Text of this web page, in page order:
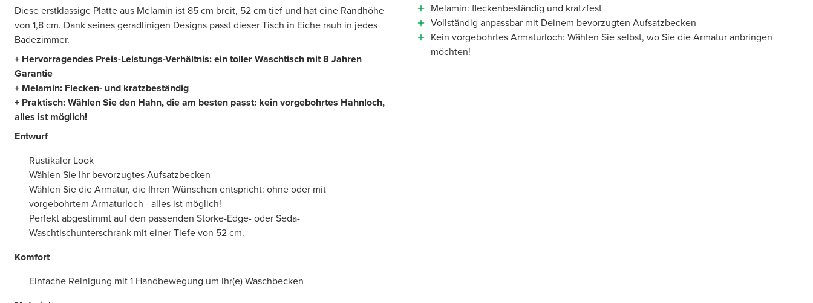
Diese erstklassige Platte aus Melamin ist 85 cm breit, 52 cm tief und hat eine Randhöhe
von 1,8 cm. Dank seines geradlinigen Designs passt dieser Tisch in Eiche rauh in jedes
Badezimmer.
+ Hervorragendes Preis-Leistungs-Verhältnis: ein toller Waschtisch mit 8 Jahren
Garantie
+ Melamin: Flecken- und kratzbeständig
+ Praktisch: Wählen Sie den Hahn, die am besten passt: kein vorgebohrtes Hahnloch,
alles ist möglich!
Entwurf
Rustikaler Look
Wählen Sie Ihr bevorzugtes Aufsatzbecken
Wählen Sie die Armatur, die Ihren Wünschen entspricht: ohne oder mit
vorgebohrtem Armaturloch - alles ist möglich!
Perfekt abgestimmt auf den passenden Storke-Edge- oder Seda-
Waschtischunterschrank mit einer Tiefe von 52 cm.
Komfort
Einfache Reinigung mit 1 Handbewegung um Ihr(e) Waschbecken
Melamin: fleckenbeständig und kratzfest
Vollständig anpassbar mit Deinem bevorzugten Aufsatzbecken
Kein vorgebohrtes Armaturloch: Wählen Sie selbst, wo Sie die Armatur anbringen
möchten!